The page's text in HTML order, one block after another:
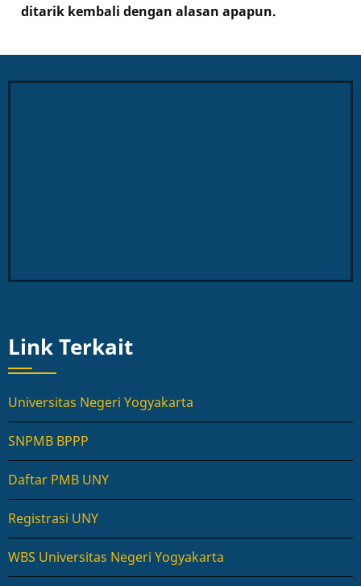
ditarik kembali dengan alasan apapun.
Link Terkait
Universitas Negeri Yogyakarta
SNPMB BPPP
Daftar PMB UNY
Registrasi UNY
WBS Universitas Negeri Yogyakarta